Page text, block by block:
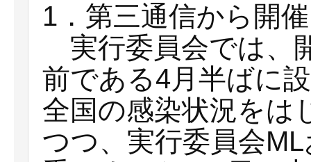
1．第三通信から開
実行委員会では、
前である4月半ばに
全国の感染状況をは
つつ、実行委員会